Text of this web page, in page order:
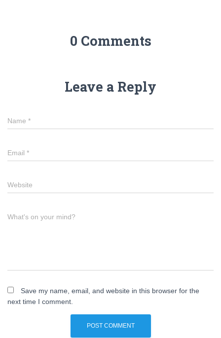
0 Comments
Leave a Reply
Name *
Email *
Website
What's on your mind?
Save my name, email, and website in this browser for the
next time I comment.